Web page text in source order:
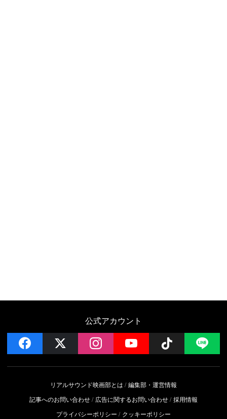
公式アカウント
facebook instagramYouTube Follow
リアルサウンド映画部とは
編集部・運営情報
記事へのお問い合わせ
広告に関するお問い合わせ 採用情報
プライバシーポリシー
クッキーポリシー